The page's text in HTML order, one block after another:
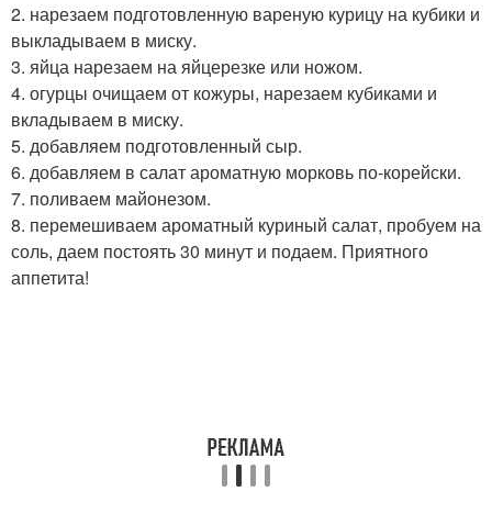
2. нарезаем подготовленную вареную курицу на кубики и
выкладываем в миску.
3. яйца нарезаем на яйцерезке или ножом.
4. огурцы очищаем от кожуры, нарезаем кубиками и
вкладываем в миску.
5. добавляем подготовленный сыр.
6. добавляем в салат ароматную морковь по-корейски.
7. поливаем майонезом.
8. перемешиваем ароматный куриный салат, пробуем на
соль, даем постоять 30 минут и подаем. Приятного
аппетита!